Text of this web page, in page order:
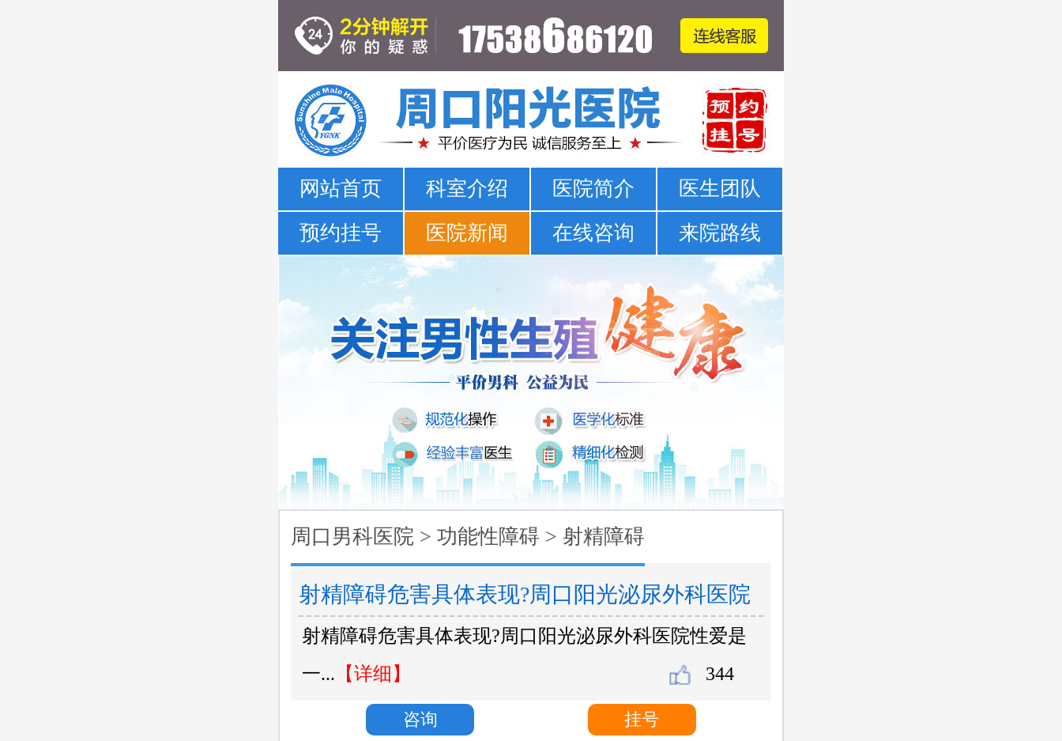
周口哪家医院可以看男科-正规男科-医院排名
网站首页 科室介绍 医院简介
医生团队
预约挂号
医院新闻 在线咨询 来院路线
周口男科医院 > 功能性障碍 > 射精障碍
射精障碍危害具体表现?周口阳光泌尿外科医院
344
射精障碍危害具体表现?周口阳光泌尿外科医院性爱是
一... 【详细】
咨询 挂号